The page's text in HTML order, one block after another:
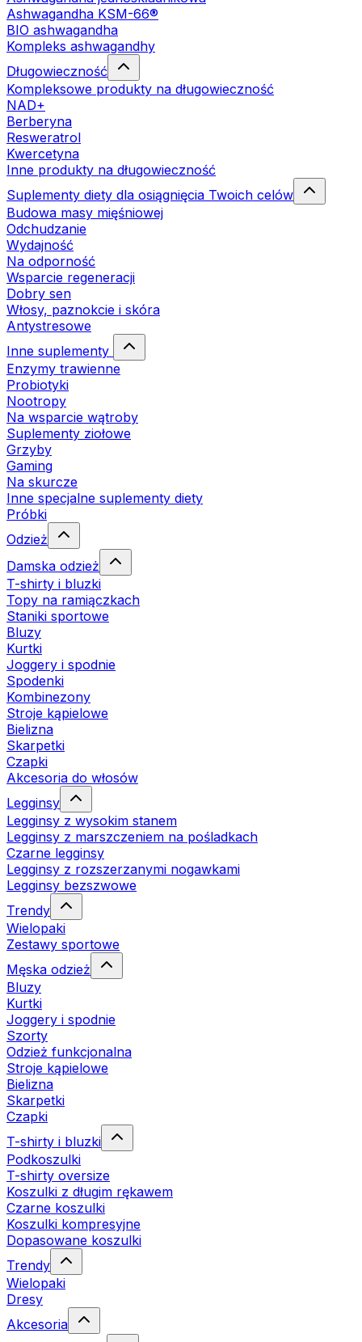
Ashwagandha KSM-66®
BIO ashwagandha
Kompleks ashwagandhy
Długowieczność
Kompleksowe produkty na długowieczność
NAD+
Berberyna
Resweratrol
Kwercetyna
Inne produkty na długowieczność
Suplementy diety dla osiągnięcia Twoich celów
Budowa masy mięśniowej
Odchudzanie
Wydajność
Na odporność
Wsparcie regeneracji
Dobry sen
Włosy, paznokcie i skóra
Antystresowe
Inne suplementy
Enzymy trawienne
Probiotyki
Nootropy
Na wsparcie wątroby
Suplementy ziołowe
Grzyby
Gaming
Na skurcze
Inne specjalne suplementy diety
Próbki
Odzież
Damska odzież
T-shirty i bluzki
Topy na ramiączkach
Staniki sportowe
Bluzy
Kurtki
Joggery i spodnie
Spodenki
Kombinezony
Stroje kąpielowe
Bielizna
Skarpetki
Czapki
Akcesoria do włosów
Legginsy
Legginsy z wysokim stanem
Legginsy z marszczeniem na pośladkach
Czarne legginsy
Legginsy z rozszerzanymi nogawkami
Legginsy bezszwowe
Trendy
Wielopaki
Zestawy sportowe
Męska odzież
Bluzy
Kurtki
Joggery i spodnie
Szorty
Odzież funkcjonalna
Stroje kąpielowe
Bielizna
Skarpetki
Czapki
T-shirty i bluzki
Podkoszulki
T-shirty oversize
Koszulki z długim rękawem
Czarne koszulki
Koszulki kompresyjne
Dopasowane koszulki
Trendy
Wielopaki
Dresy
Akcesoria